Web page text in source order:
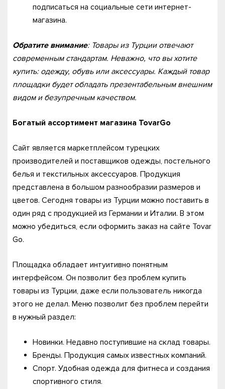
подписаться на социальные сети интернет-
магазина.
Обратите внимание: Товары из Турции отвечают
современным стандартам. Неважно, что вы хотите
купить: одежду, обувь или аксессуары. Каждый товар
площадки будет обладать презентабельным внешним
видом и безупречным качеством.
Богатый ассортимент магазина TovarGo
Сайт является маркетплейсом турецких
производителей и поставщиков одежды, постельного
белья и текстильных аксессуаров. Продукция
представлена в большом разнообразии размеров и
цветов. Сегодня товары из Турции можно поставить в
один ряд с продукцией из Германии и Италии. В этом
можно убедиться, если оформить заказ на сайте Tovar
Go.
Площадка обладает интуитивно понятным
интерфейсом. Он позволит без проблем купить
товары из Турции, даже если пользователь никогда
этого не делал. Меню позволит без проблем перейти
в нужный раздел:
Новинки. Недавно поступившие на склад товары.
Бренды. Продукция самых известных компаний.
Спорт. Удобная одежда для фитнеса и создания
спортивного стиля.